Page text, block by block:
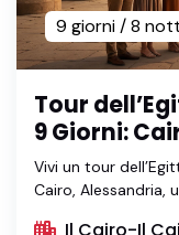
9 giorni / 8
Tour
9 Giorni:
Vivi un tour
Cairo, Alessandria,